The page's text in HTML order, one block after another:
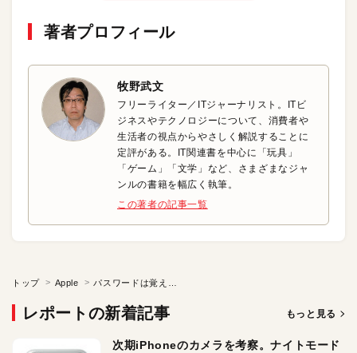
著者プロフィール
牧野武文
フリーライター／ITジャーナリスト。ITビ
ジネスやテクノロジーについて、消費者や
生活者の視点からやさしく解説することに
定評がある。IT関連書を中心に「玩具」
「ゲーム」「文学」など、さまざまなジャ
ンルの書籍を幅広く執筆。
この著者の記事一覧
トップ Apple
レポートの新着記事 もっと見る
次期iPhoneのカメラを考察。ナイトモード